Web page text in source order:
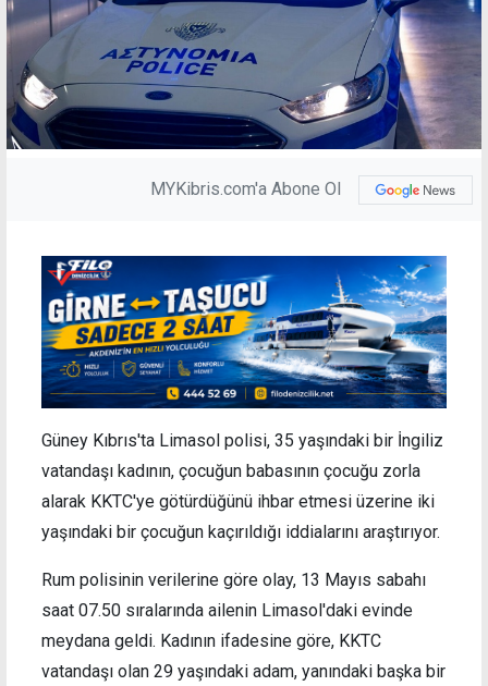
MYKibris.com'a Abone Ol
Güney Kıbrıs'ta Limasol polisi, 35 yaşındaki bir İngiliz
vatandaşı kadının, çocuğun babasının çocuğu zorla
alarak KKTC'ye götürdüğünü ihbar etmesi üzerine iki
yaşındaki bir çocuğun kaçırıldığı iddialarını araştırıyor.
Rum polisinin verilerine göre olay, 13 Mayıs sabahı
saat 07.50 sıralarında ailenin Limasol'daki evinde
meydana geldi. Kadının ifadesine göre, KKTC
vatandaşı olan 29 yaşındaki adam, yanındaki başka bir